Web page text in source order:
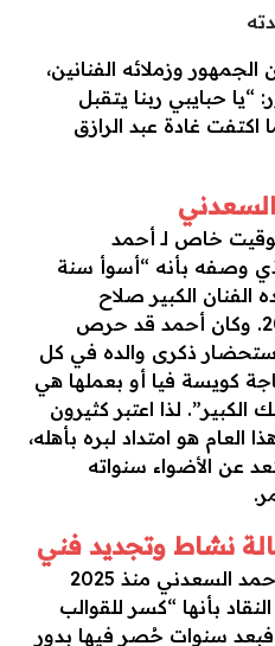
وزملائه الفنانين،
حبايبي ربنا يتقبل
اكتفت غادة عبد الرازق
خاص لـ أحمد
بعد عام 2024 الذي وصفه بأنه “أسوأ سنة
الكبير صلاح
السعدني في 19 أبريل 2024. وكان أحمد قد حرص
ذكرى والده في كل
كويسة فيا أو بعملها هي
لذا اعتبر كثيرون
العام هو امتداد لبره بأهله،
عن الأضواء سنواته
نشاط وتجديد فني
على الصعيد الفني، يعيش أحمد السعدني منذ 2025
بأنها “كسر للقوالب
فبعد سنوات حُصر فيها بدور